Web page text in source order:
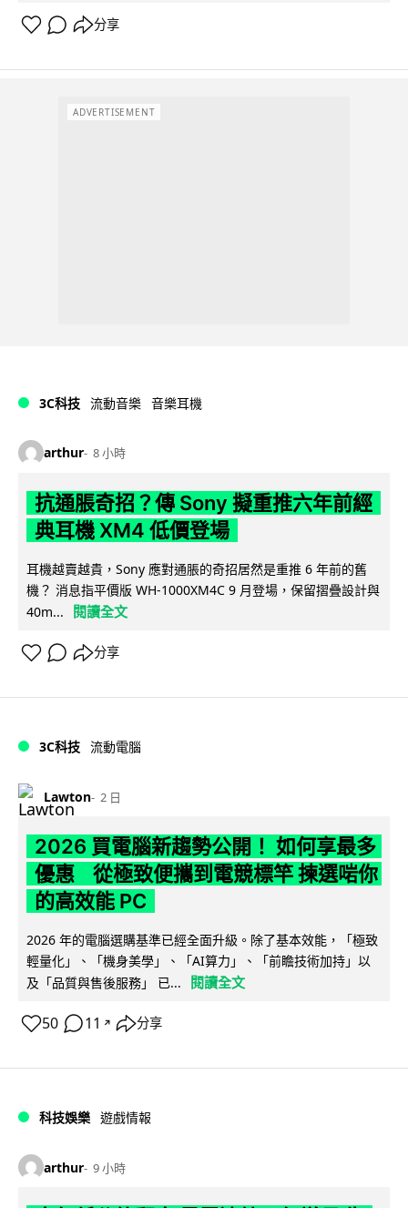
分享
ADVERTISEMENT
3C科技 流動音樂 音樂耳機
arthur 8 小時
抗通脹奇招？傳 Sony 擬重推六年前經
典耳機 XM4 低價登場
耳機越賣越貴，Sony 應對通脹的奇招居然是重推 6 年前的舊
機？ 消息指平價版 WH-1000XM4C 9 月登場，保留摺疊設計與
40m...
閱讀全文
分享
3C科技 流動電腦
Lawton 2 日
2026 買電腦新趨勢公開！ 如何享最多
優惠 從極致便攜到電競標竿 揀選啱你
的高效能 PC
2026 年的電腦選購基準已經全面升級。除了基本效能，「極致
輕量化」、「機身美學」、「AI算力」、「前瞻技術加持」以
及「品質與售後服務」 已...
閱讀全文
50 11 ↗ 分享
科技娛樂 遊戲情報
arthur 9 小時